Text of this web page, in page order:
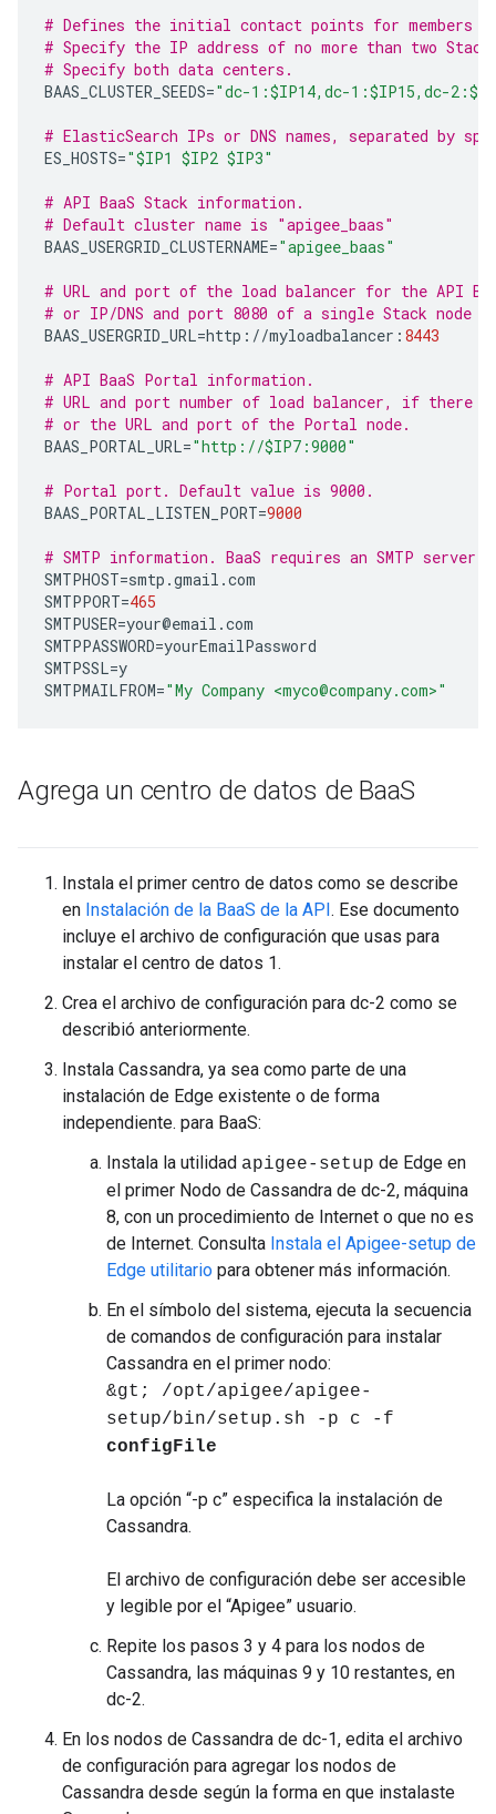
# Defines the initial contact points for members
# Specify the IP address of no more than two
# Specify both data centers.
BAAS_CLUSTER_SEEDS="dc-1:$IP14,dc-1:$IP15,dc-
# ElasticSearch IPs or DNS names, separated by
ES_HOSTS="$IP1 $IP2 $IP3"
# API BaaS Stack information.
# Default cluster name is "apigee_baas"
BAAS_USERGRID_CLUSTERNAME="apigee_baas"
# URL and port of the load balancer for the API
# or IP/DNS and port 8080 of a single Stack node
BAAS_USERGRID_URL=http : //myloadbalancer : 8443
# API BaaS Portal information.
# URL and port number of load balancer, if
# or the URL and port of the Portal node.
BAAS_PORTAL_URL="http://$IP7:9000"
# Portal port. Default value is 9000.
BAAS_PORTAL_LISTEN_PORT=9000
# SMTP information. BaaS requires an SMTP server.
SMTPHOST=smtp .gmail .com
SMTPPORT=465
SMTPUSER=your@email .com
SMTPPASSWORD=yourEmailPassword
SMTPSSL=y
SMTPMAILFROM="My Company <myco@company.com>"
Agrega un centro de datos de BaaS
Instala el primer centro de datos como se describe
en Instalación de la BaaS de la API. Ese documento
incluye el archivo de configuración que usas para
instalar el centro de datos 1.
Crea el archivo de configuración para dc-2 como se
describió anteriormente.
Instala Cassandra, ya sea como parte de una
instalación de Edge existente o de forma
independiente. para BaaS:
Instala la utilidad apigee-setup de Edge en
el primer Nodo de Cassandra de dc-2, máquina
8, con un procedimiento de Internet o que no es
de Internet. Consulta Instala el Apigee-setup de
Edge utilitario para obtener más información.
En el símbolo del sistema, ejecuta la secuencia
de comandos de configuración para instalar
Cassandra en el primer nodo:
&gt; /opt/apigee/apigee-
setup/bin/setup.sh -p c -f
configFile
La opción “-p c” especifica la instalación de
Cassandra.
El archivo de configuración debe ser accesible
y legible por el “Apigee” usuario.
Repite los pasos 3 y 4 para los nodos de
Cassandra, las máquinas 9 y 10 restantes, en
dc-2.
En los nodos de Cassandra de dc-1, edita el archivo
de configuración para agregar los nodos de
Cassandra desde según la forma en que instalaste